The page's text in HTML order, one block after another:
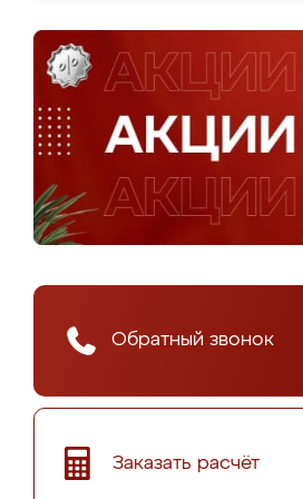
Обратный звонок
Заказать расчёт